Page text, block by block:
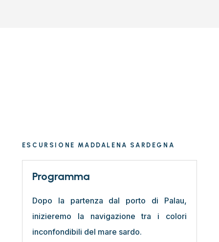
ESCURSIONE MADDALENA SARDEGNA
Programma
Dopo la partenza dal porto di Palau,
inizieremo la navigazione tra i colori
inconfondibili del mare sardo.